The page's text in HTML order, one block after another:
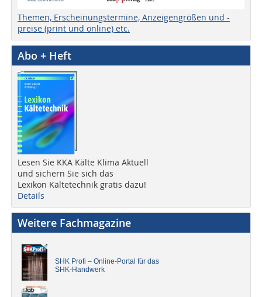
Themen, Erscheinungstermine, Anzeigengrößen und -
preise (print und online) etc.
Abo + Heft
Lesen Sie KKA Kälte Klima Aktuell
und sichern Sie sich das
Lexikon Kältetechnik gratis dazu!
Details
Weitere Fachmagazine
SHK Profi – Online-Portal für das
SHK-Handwerk